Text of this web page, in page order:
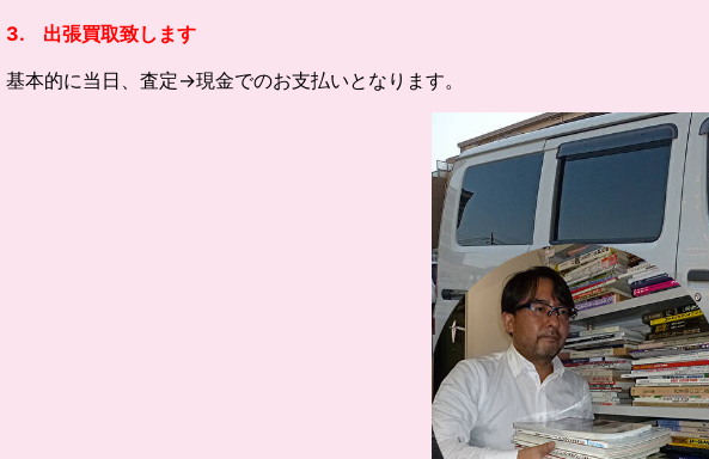
3. 出張買取致します
基本的に当日、査定→現金でのお支払いとなります。